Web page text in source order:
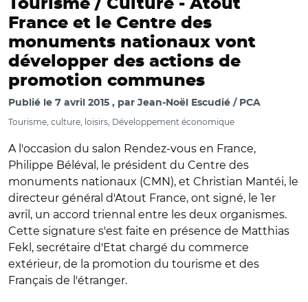
Tourisme / Culture -Atout
France et le Centre des
monuments nationaux vont
développer des actions de
promotion communes
Publié le 7 avril 2015 par Jean-Noël Escudié / PCA
Tourisme, culture, loisirs, Développement économique
A l'occasion du salon Rendez-vous en France,
Philippe Béléval, le président du Centre des
monuments nationaux (CMN), et Christian Mantéi, le
directeur général d'Atout France, ont signé, le 1er
avril, un accord triennal entre les deux organismes.
Cette signature s'est faite en présence de Matthias
Fekl, secrétaire d'Etat chargé du commerce
extérieur, de la promotion du tourisme et des
Français de l'étranger.